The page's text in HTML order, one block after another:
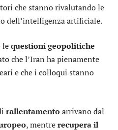
che stanno rivalutando le
dell’intelligenza artificiale.
lequestioni geopolitiche
che l’Iran ha pienamente
e che i colloqui stanno
rallentamento arrivano dal
, mentrerecupera il